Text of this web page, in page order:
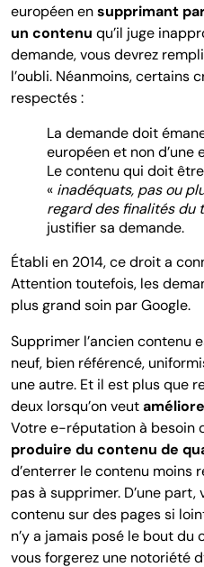
européen ensupprimant
un contenu qu’il juge
demande, vous devrez
l’oubli. Néanmoins, certains
respectés :
La demande doit
européen et non d’une
Le contenu qui doit
« inadéquats, pas ou
regard des finalités du
justifier sa demande.
Établi en 2014, ce droit a
Attention toutefois, les
plus grand soin par Google.
Supprimer l’ancien contenu
neuf, bien référencé,
une autre. Et il est plus que
deux lorsqu’on veut
Votre e-réputation à besoin
produire du contenu de
d’enterrer le contenu moins
pas à supprimer. D’une
contenu sur des pages si
n’y a jamais posé le bout du
vous forgerez une notoriété